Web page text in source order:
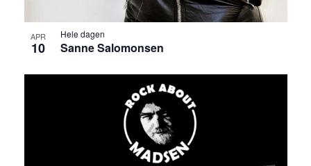
APR
10
Hele dagen
Sanne Salomonsen